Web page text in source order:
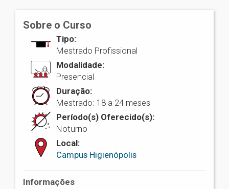
Sobre o Curso
Tipo:
Mestrado Profissional
Modalidade:
Presencial
Duração:
Mestrado: 18 a 24 meses
Período(s) Oferecido(s):
Noturno
Local:
Campus Higienópolis
Informações